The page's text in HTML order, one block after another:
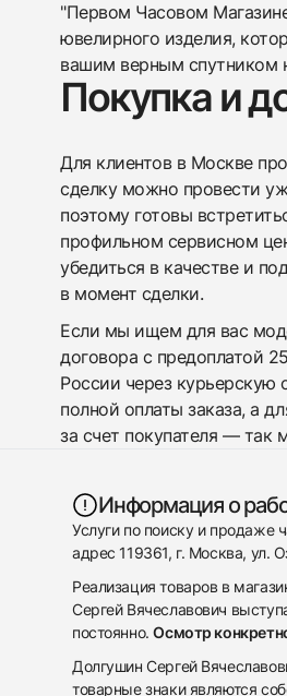
"Первом Часовом
ювелирного изделия,
вашим верным спутником
Покупка и
Для клиентов в Москве
сделку можно провести
поэтому готовы
профильном сервисном
убедиться в качестве и
в момент сделки.
Если мы ищем для вас
договора с предоплатой
России через
полной оплаты заказа, а
за счет покупателя — так
Информация о
Услуги по поиску и
адрес 119361, г. Москва, ул.
Реализация товаров в
Сергей Вячеславович
постоянно.Осмотр
Долгушин Сергей
товарные знаки являются